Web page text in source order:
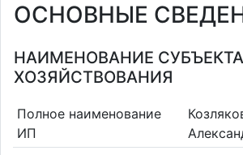
ОСНОВНЫЕ
НАИМЕНОВАНИЕ СУБЪЕКТА
ХОЗЯЙСТВОВАНИЯ
Полное наименование
ИП